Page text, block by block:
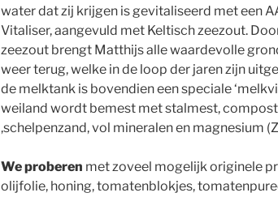
water dat zij krijgen is gevitaliseerd met een
Vitaliser, aangevuld met Keltisch zeezout.
zeezout brengt Matthijs alle waardevolle
weer terug, welke in de loop der jaren zijn
de melktank is bovendien een speciale
weiland wordt bemest met stalmest,
,schelpenzand, vol mineralen en magnesium
We proberen met zoveel mogelijk originele
olijfolie, honing, tomatenblokjes,